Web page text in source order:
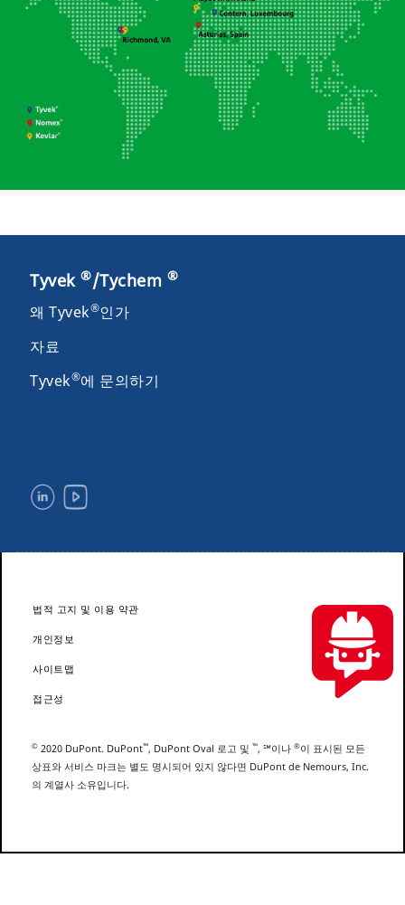
Tyvek ®/Tychem ®
왜 Tyvek®인가
자료
Tyvek®에 문의하기
법적 고지 및 이용 약관
개인정보
사이트맵
접근성
© 2020 DuPont. DuPont™, DuPont Oval 로고 및 ™, ℠이나 ®이 표시된 모든
상표와 서비스 마크는 별도 명시되어 있지 않다면 DuPont de Nemours, Inc.
의 계열사 소유입니다.